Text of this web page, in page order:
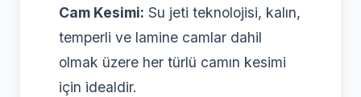
Cam Kesimi: Su jeti teknolojisi, kalın,
temperli ve lamine camlar dahil
olmak üzere her türlü camın kesimi
için idealdir.